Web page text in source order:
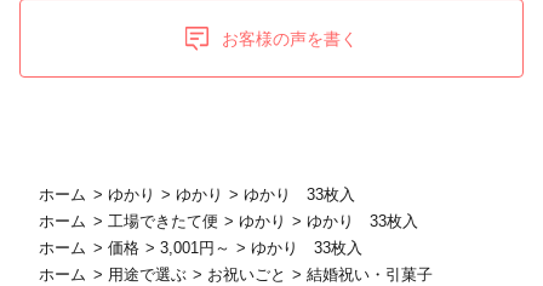
お客様の声を書く
ホーム > ゆかり >ゆかり >ゆかり 33枚入
ホーム > 工場できたて便 >ゆかり >ゆかり 33枚入
ホーム > 価格 >3,001円～ >ゆかり 33枚入
ホーム > 用途で選ぶ > お祝いごと >結婚祝い・引菓子